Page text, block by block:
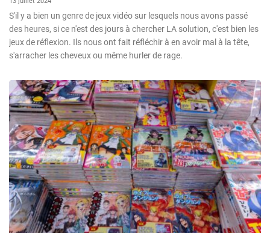
S'il y a bien un genre de jeux vidéo sur lesquels nous avons passé
des heures, si ce n'est des jours à chercher LA solution, c'est bien les
jeux de réflexion. Ils nous ont fait réfléchir à en avoir mal à la tête,
s'arracher les cheveux ou même hurler de rage.